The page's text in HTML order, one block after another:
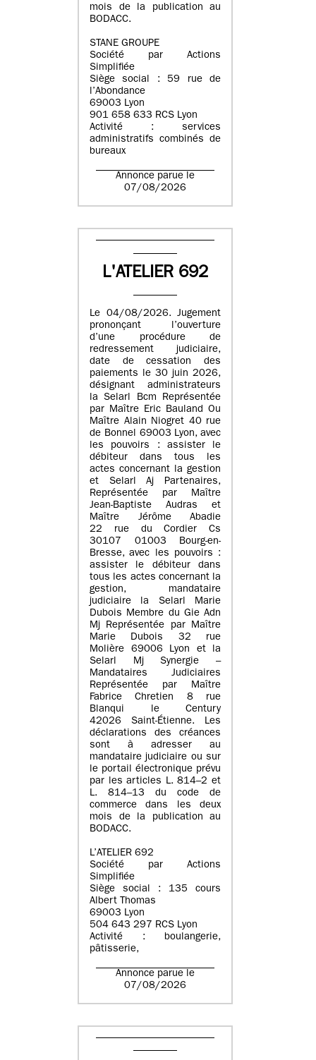
mois de la publication au
BODACC.
STANE GROUPE
Société par Actions
Simplifiée
Siège social : 59 rue de
l’Abondance
69003 Lyon
901 658 633 RCS Lyon
Activité : services
administratifs combinés de
bureaux
Annonce parue le
07/08/2026
L'ATELIER 692
Le 04/08/2026. Jugement
prononçant l’ouverture
d’une procédure de
redressement judiciaire,
date de cessation des
paiements le 30 juin 2026,
désignant administrateurs
la Selarl Bcm Représentée
par Maître Eric Bauland Ou
Maître Alain Niogret 40 rue
de Bonnel 69003 Lyon, avec
les pouvoirs : assister le
débiteur dans tous les
actes concernant la gestion
et Selarl Aj Partenaires,
Représentée par Maître
Jean-Baptiste Audras et
Maître Jérôme Abadie
22 rue du Cordier Cs
30107 01003 Bourg-en-
Bresse, avec les pouvoirs :
assister le débiteur dans
tous les actes concernant la
gestion, mandataire
judiciaire la Selarl Marie
Dubois Membre du Gie Adn
Mj Représentée par Maître
Marie Dubois 32 rue
Molière 69006 Lyon et la
Selarl Mj Synergie –
Mandataires Judiciaires
Représentée par Maître
Fabrice Chretien 8 rue
Blanqui le Century
42026 Saint-Étienne. Les
déclarations des créances
sont à adresser au
mandataire judiciaire ou sur
le portail électronique prévu
par les articles L. 814–2 et
L. 814–13 du code de
commerce dans les deux
mois de la publication au
BODACC.
L’ATELIER 692
Société par Actions
Simplifiée
Siège social : 135 cours
Albert Thomas
69003 Lyon
504 643 297 RCS Lyon
Activité : boulangerie,
pâtisserie,
Annonce parue le
07/08/2026